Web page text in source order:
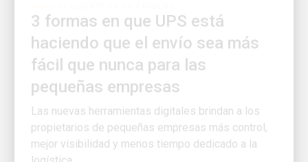
haciendo que el envío sea más
fácil que nunca para las
pequeñas empresas
Las nuevas herramientas digitales brindan a los
propietarios de pequeñas empresas más control,
mejor visibilidad y menos tiempo dedicado a la
logística